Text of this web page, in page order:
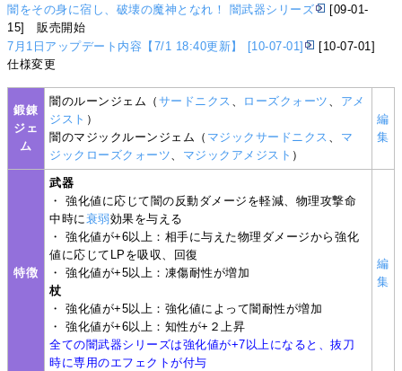
闇をその身に宿し、破壊の魔神となれ！ 闇武器シリーズ
[09-01-
15] 販売開始
7月1日アップデート内容【7/1 18:40更新】 [10-07-01]
[10-07-01]
仕様変更
鍛錬
ジェ
ム
闇のルーンジェム（ サードニクス 、 ローズクォーツ 、 アメ
ジスト ）
闇のマジックルーンジェム（ マジックサードニクス 、 マ
ジックローズクォーツ、 マジックアメジスト ）
編
集
特徴
武器
・ 強化値に応じて闇の反動ダメージを軽減、物理攻撃命
中時に衰弱効果を与える
・ 強化値が+6以上：相手に与えた物理ダメージから強化
値に応じてLPを吸収、回復
・ 強化値が+5以上：凍傷耐性が増加
杖
・ 強化値が+5以上：強化値によって闇耐性が増加
・ 強化値が+6以上：知性が+２上昇
全ての闇武器シリーズは強化値が+7以上になると、抜刀
時に専用のエフェクトが付与
編
集